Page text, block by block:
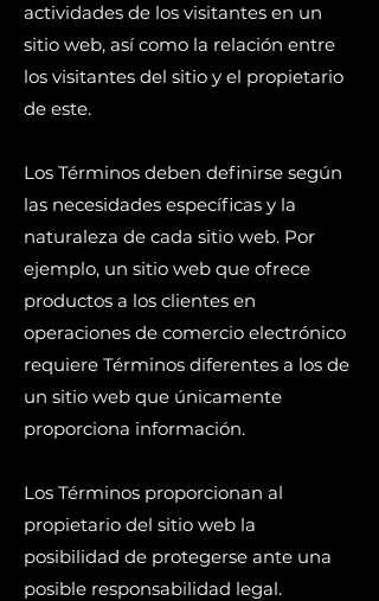
actividades de los visitantes en un
sitio web, así como la relación entre
los visitantes del sitio y el propietario
de este.
Los Términos deben definirse según
las necesidades específicas y la
naturaleza de cada sitio web. Por
ejemplo, un sitio web que ofrece
productos a los clientes en
operaciones de comercio electrónico
requiere Términos diferentes a los de
un sitio web que únicamente
proporciona información.
Los Términos proporcionan al
propietario del sitio web la
posibilidad de protegerse ante una
posible responsabilidad legal.